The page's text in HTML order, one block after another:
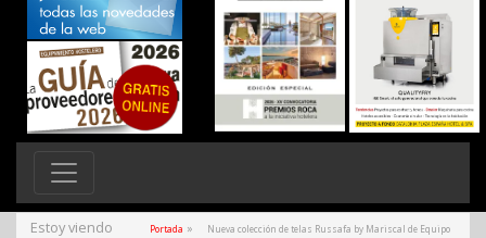
Estoy viendo Portada »
Nueva colección de telas Russafa by Mariscal de Equipo